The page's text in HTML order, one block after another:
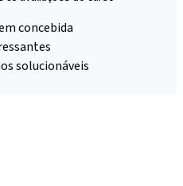
concebida
solucionáveis